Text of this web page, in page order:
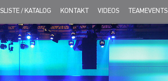
/ KATALOG KONTAKT VIDEOS TEAMEVENTS